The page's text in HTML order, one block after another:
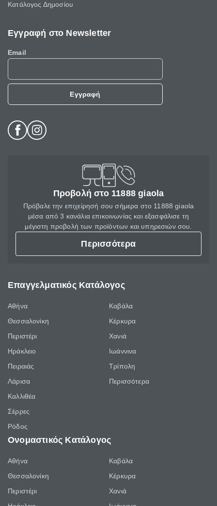
Κατάλογος Δημοσίου
Εγγραφή στο Newsletter
Email
Εγγραφή
Προβολή στο 11888 giaola
Πρόβαλε την επιχείρησή σου σήμερα στο 11888 giaola
μέσα από 3 κανάλια επικοινωνίας και εξασφάλισε τη
μέγιστη προβολή των προϊόντων και υπηρεσιών σου.
Περισσότερα
Επαγγελματικός Κατάλογος
Αθήνα
Θεσσαλονίκη
Περιστέρι
Ηράκλειο
Πειραιάς
Λάρισα
Καλλιθέα
Σέρρες
Ρόδος
Καβάλα
Κέρκυρα
Χανιά
Ιωάννινα
Τρίπολη
Περισσότερα
Ονομαστικός Κατάλογος
Αθήνα
Θεσσαλονίκη
Περιστέρι
Καβάλα
Κέρκυρα
Χανιά